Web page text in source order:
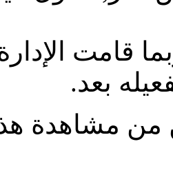
قامت
بعد.
مشاهدة